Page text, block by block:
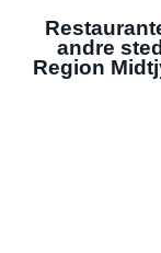
andre
Region